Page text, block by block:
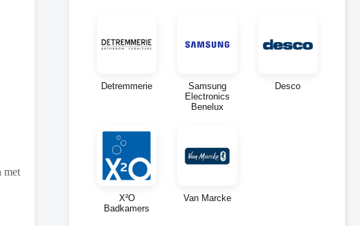
met
Detremmerie
Samsung
Electronics
Benelux
Desco
X²O
Badkamers
Van Marcke